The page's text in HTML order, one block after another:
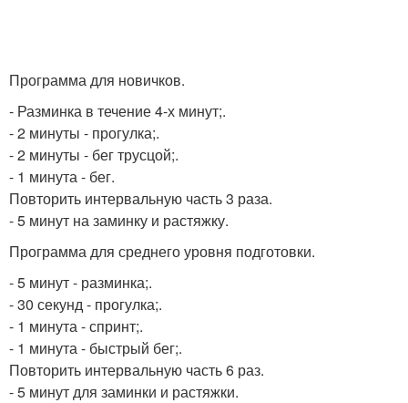
Программа для новичков.
- Разминка в течение 4-х минут;.
- 2 минуты - прогулка;.
- 2 минуты - бег трусцой;.
- 1 минута - бег.
Повторить интервальную часть 3 раза.
- 5 минут на заминку и растяжку.
Программа для среднего уровня подготовки.
- 5 минут - разминка;.
- 30 секунд - прогулка;.
- 1 минута - спринт;.
- 1 минута - быстрый бег;.
Повторить интервальную часть 6 раз.
- 5 минут для заминки и растяжки.